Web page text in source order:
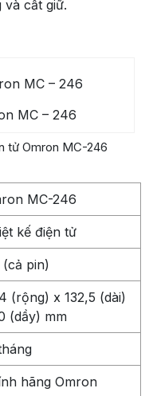
và cất giữ.
MC – 246
tử Omron MC-246
MC-246
kế điện tử
(cả pin)
(rộng) x 132,5 (dài)
(dầy) mm
hãng Omron